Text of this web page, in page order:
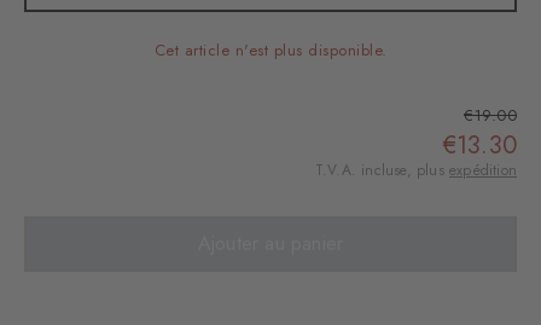
Cet article n'est plus disponible.
€19.00
€13.30
T.V.A. incluse, plus expédition